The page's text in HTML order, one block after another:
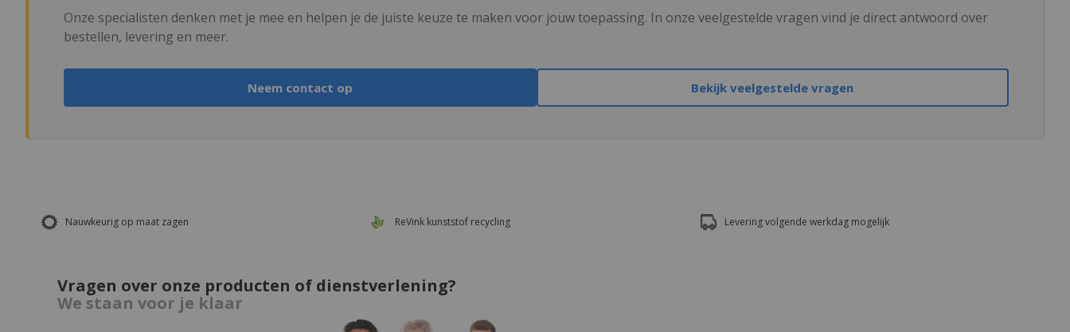
Onze specialisten denken met je mee en helpen je de juiste keuze te maken voor jouw toepassing. In onze veelgestelde vragen vind je direct antwoord over
bestellen, levering en meer.
Neem contact op Bekijk veelgestelde vragen
ReVink kunststof recycling Levering volgende werkdag mogelijk Grootste voorraadprogramma van NL
Vragen over onze producten of dienstverlening?
We staan voor je klaar